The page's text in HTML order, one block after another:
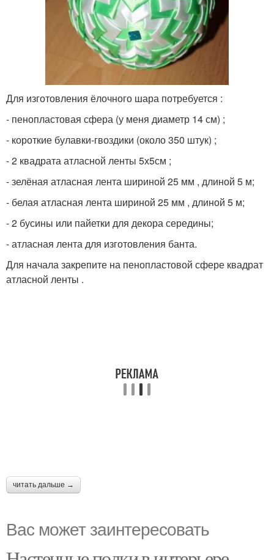
Для изготовления ёлочного шара потребуется :
- пенопластовая сфера (у меня диаметр 14 см) ;
- короткие булавки-гвоздики (около 350 штук) ;
- 2 квадрата атласной ленты 5х5см ;
- зелёная атласная лента шириной 25 мм , длиной 5 м;
- белая атласная лента шириной 25 мм , длиной 5 м;
- 2 бусины или пайетки для декора середины;
- атласная лента для изготовления банта.
Для начала закрепите на пенопластовой сфере квадрат
атласной ленты .
читать дальше →
Вас может заинтересовать